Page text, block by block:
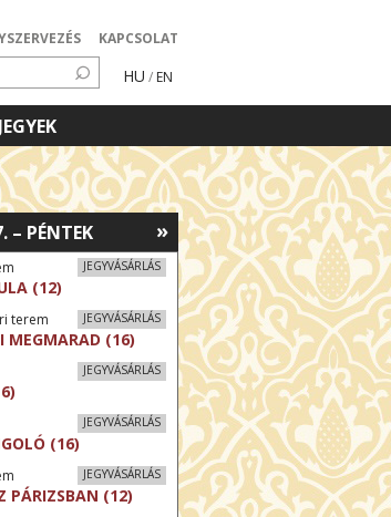
KAPCSOLAT
HU / EN
JEGYEK
»
– PÉNTEK
JEGYVÁSÁRLÁS
(12)
JEGYVÁSÁRLÁS
terem
MEGMARAD (16)
JEGYVÁSÁRLÁS
JEGYVÁSÁRLÁS
(16)
JEGYVÁSÁRLÁS
PÁRIZSBAN (12)